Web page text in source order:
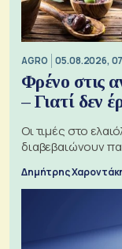
AGRO 05.08.2026,
Φρένο στις
– Γιατί δεν
Οι τιμές στο
διαβεβαιώνουν
Δημήτρης